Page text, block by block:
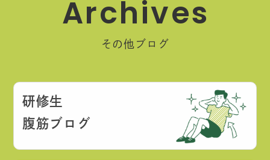
Arch ives
その他ブログ
研修生
腹筋ブログ